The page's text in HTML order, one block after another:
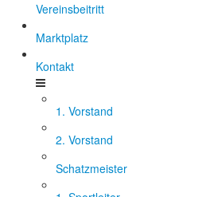
Vereinsbeitritt
Marktplatz
Kontakt
1. Vorstand
2. Vorstand
Schatzmeister